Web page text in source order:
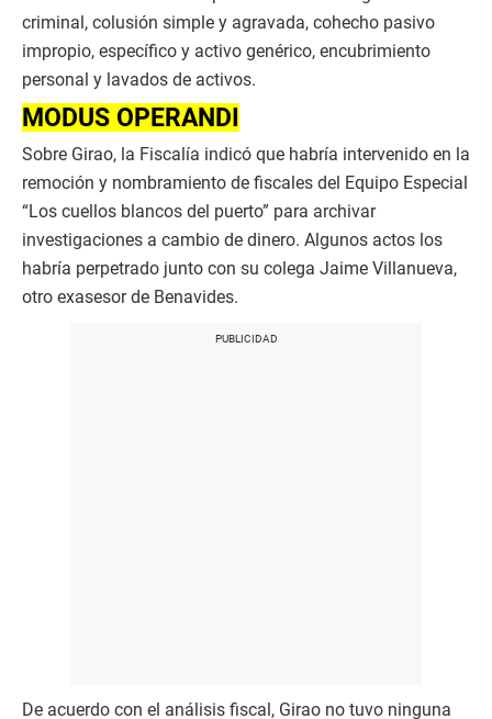
criminal, colusión simple y agravada, cohecho pasivo
impropio, específico y activo genérico, encubrimiento
personal y lavados de activos.
MODUS OPERANDI
Sobre Girao, la Fiscalía indicó que habría intervenido en la
remoción y nombramiento de fiscales del Equipo Especial
“Los cuellos blancos del puerto” para archivar
investigaciones a cambio de dinero. Algunos actos los
habría perpetrado junto con su colega Jaime Villanueva,
otro exasesor de Benavides.
De acuerdo con el análisis fiscal, Girao no tuvo ninguna